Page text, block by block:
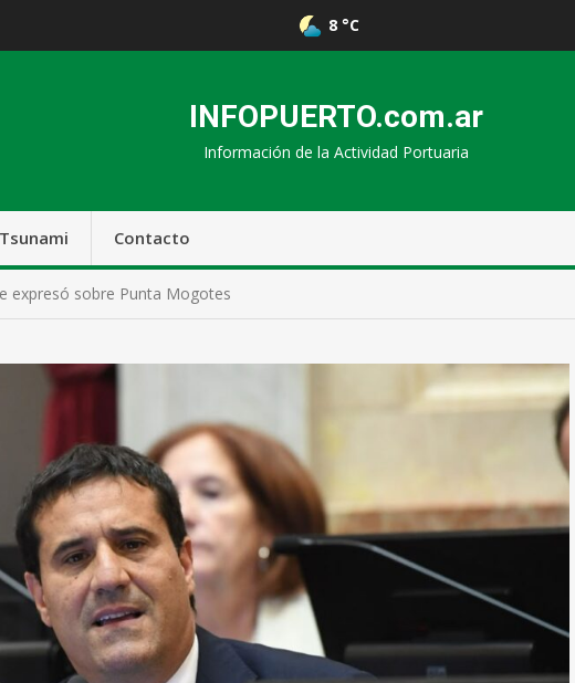
8 °C
INFOPUERTO.com.ar
Información de la Actividad Portuaria
Tsunami Contacto
expresó sobre Punta Mogotes